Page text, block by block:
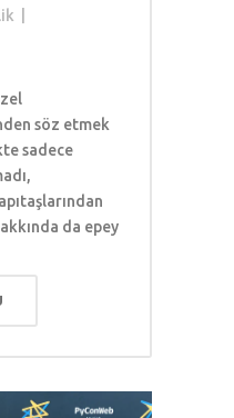
söz etmek
sadece
da epey